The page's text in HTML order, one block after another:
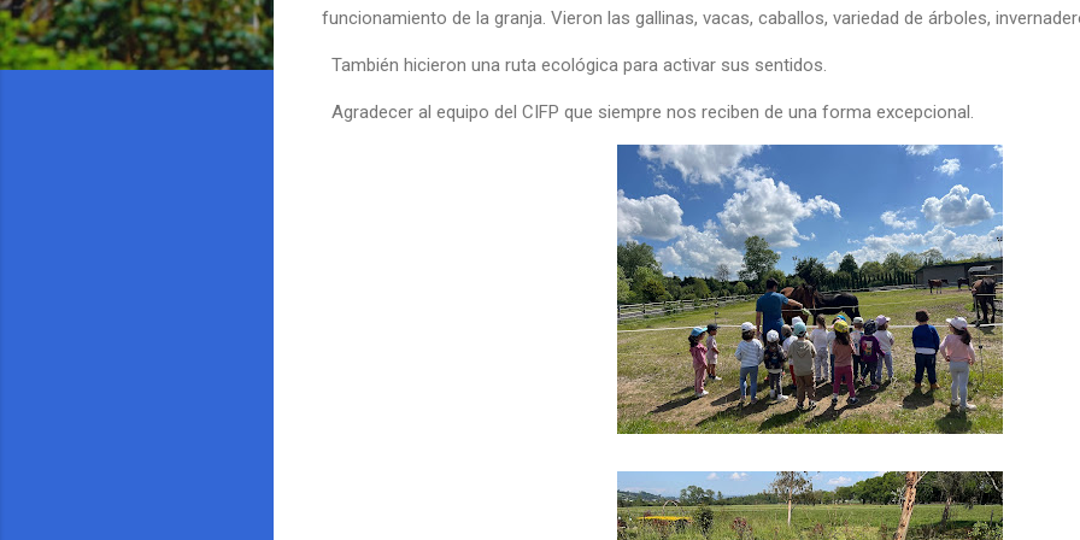
funcionamiento de la granja. Vieron las gallinas, vacas, caballos, variedad de árboles,
También hicieron una ruta ecológica para activar sus sentidos.
Agradecer al equipo del CIFP que siempre nos reciben de una forma excepcional.